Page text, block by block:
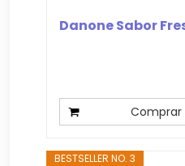
Danone Sabor
Comprar
BESTSELLER NO. 3